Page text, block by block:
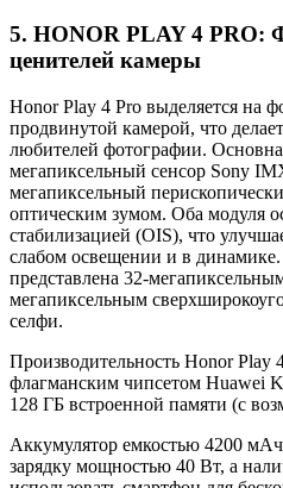
5. HONOR PLAY 4 PRO:
ценителей камеры
Honor Play 4 Pro выделяется на
продвинутой камерой, что
любителей фотографии.
мегапиксельный сенсор Sony
мегапиксельный
оптическим зумом. Оба модуля
стабилизацией (OIS), что
слабом освещении и в
представлена 32-
мегапиксельным
селфи.
Производительность Honor Play
флагманским чипсетом Huawei
128 ГБ встроенной памяти (с
Аккумулятор емкостью 4200
зарядку мощностью 40 Вт, а